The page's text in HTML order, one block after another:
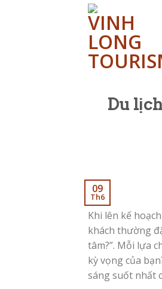
Du
09
Th6
Khi lên kế
khách thường
tâm?”. Mỗi lựa
kỳ vọng của
sáng suốt nhất